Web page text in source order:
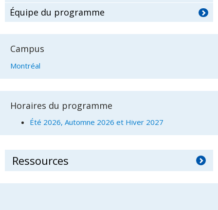
Équipe du programme
Campus
Montréal
Horaires du programme
Été 2026, Automne 2026 et Hiver 2027
Ressources